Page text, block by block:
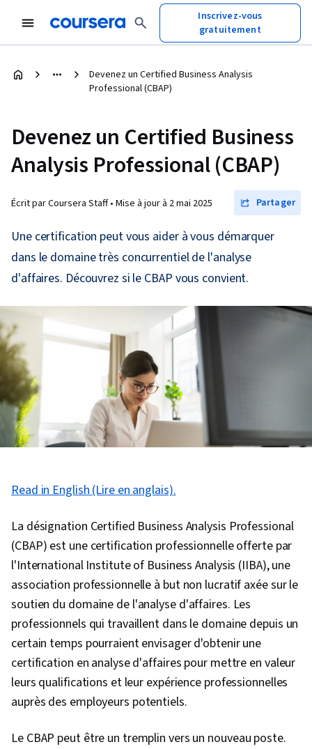
Inscrivez-vous
gratuitement
Devenez un Certified Business Analysis
Professional (CBAP)
Devenez un Certified Business
Analysis Professional (CBAP)
Écrit par Coursera Staff • Mise à jour à 2 mai 2025 Partager
Une certification peut vous aider à vous démarquer
dans le domaine très concurrentiel de l'analyse
d'affaires. Découvrez si le CBAP vous convient.
Read in English (Lire en anglais).
La désignation Certified Business Analysis Professional
(CBAP) est une certification professionnelle offerte par
l'International Institute of Business Analysis (IIBA), une
association professionnelle à but non lucratif axée sur le
soutien du domaine de l'analyse d'affaires. Les
professionnels qui travaillent dans le domaine depuis un
certain temps pourraient envisager d'obtenir une
certification en analyse d'affaires pour mettre en valeur
leurs qualifications et leur expérience professionnelles
auprès des employeurs potentiels.
Le CBAP peut être un tremplin vers un nouveau poste.